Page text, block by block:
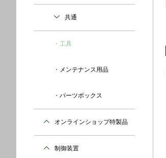
共通
工具
メンテナンス用品
パーツボックス
オンラインショップ特製品
制御装置